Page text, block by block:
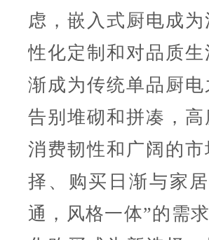
虑，嵌入式厨电成
性化定制和对品质
渐成为传统单品厨
告别堆砌和拼凑，
消费韧性和广阔的
择、购买日渐与家
通，风格一体”的需